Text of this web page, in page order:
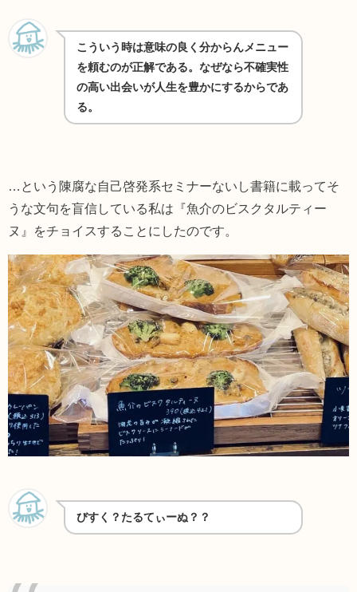
こういう時は意味の良く分からんメニュー
を頼むのが正解である。なぜなら不確実性
の高い出会いが人生を豊かにするからであ
る。
…という陳腐な自己啓発系セミナーないし書籍に載ってそ
うな文句を盲信している私は『魚介のビスクタルティー
ヌ』をチョイスすることにしたのです。
びすく？たるてぃーぬ？？